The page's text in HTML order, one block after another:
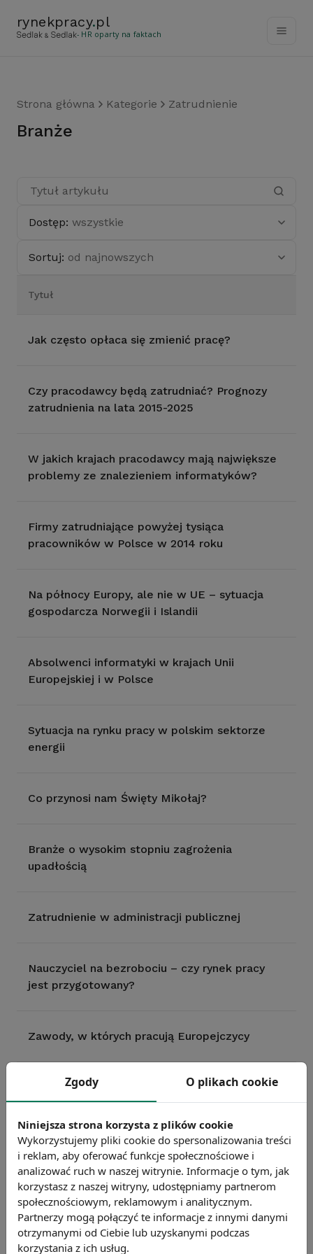
rynekpracy.pl
- HR oparty na faktach
Strona główna Kategorie Zatrudnienie
branże
Dostęp: wszystkie
Sortuj: od najnowszych
Tytuł
Jak często opłaca się zmienić pracę?
Czy pracodawcy będą zatrudniać? Prognozy
zatrudnienia na lata 2015-2025
W jakich krajach pracodawcy mają największe
problemy ze znalezieniem informatyków?
Firmy zatrudniające powyżej tysiąca
pracowników w Polsce w 2014 roku
Na północy Europy, ale nie w UE – sytuacja
gospodarcza Norwegii i Islandii
Absolwenci informatyki w krajach Unii
Europejskiej i w Polsce
Sytuacja na rynku pracy w polskim sektorze
energii
Co przynosi nam Święty Mikołaj?
Branże o wysokim stopniu zagrożenia
upadłością
Zatrudnienie w administracji publicznej
Nauczyciel na bezrobociu – czy rynek pracy
jest przygotowany?
Zawody, w których pracują Europejczycy
„Zieloni“ specjaliści – o pracy w polskim
sektorze energetyki odnawialnej
Nie wszyscy nauczyciele świętują
Pracujący w branży R&D w krajach Unii
Europejskiej
Zgody O plikach cookie
Niniejsza strona korzysta z plików cookie
Wykorzystujemy pliki cookie do spersonalizowania treści
i reklam, aby oferować funkcje społecznościowe i
analizować ruch w naszej witrynie. Informacje o tym, jak
korzystasz z naszej witryny, udostępniamy partnerom
społecznościowym, reklamowym i analitycznym.
Partnerzy mogą połączyć te informacje z innymi danymi
otrzymanymi od Ciebie lub uzyskanymi podczas
korzystania z ich usług.